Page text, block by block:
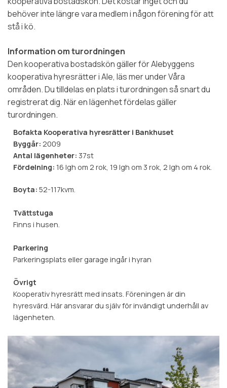
behöver inte längre vara medlem i någon förening för att
stå i kö.
Information om turordningen
Den kooperativa bostadskön gäller för Alebyggens
kooperativa hyresrätter i Ale, läs mer under Våra
områden. Du tilldelas en plats i turordningen så snart du
registrerat dig. När en lägenhet fördelas gäller
turordningen.
Bofakta Kooperativa hyresrätter i Bankhuset
Byggår: 2009
Antal lägenheter: 37st
Fördelning: 16 lgh om 2 rok, 19 lgh om 3 rok, 2 lgh om 4 rok.
Boyta: 52-117kvm.
Tvättstuga
Finns i husen.
Parkering
Parkeringsplats eller garage ingår i hyran
Övrigt
Kooperativ hyresrätt med insats. Föreningen är din
hyresvärd. Här ansvarar du själv för invändigt underhåll av
lägenheten.